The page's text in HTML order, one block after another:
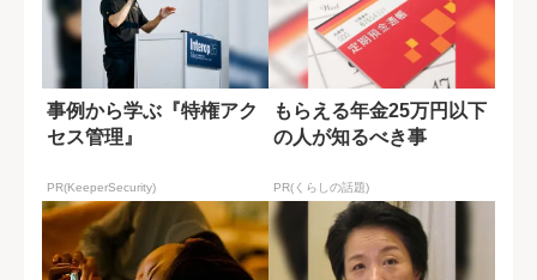
事例から学ぶ『特権アク
セス管理』
PR(KeeperSecurity)
もらえる年金25万円以下
の人が知るべき事
PR(くらしの話題)